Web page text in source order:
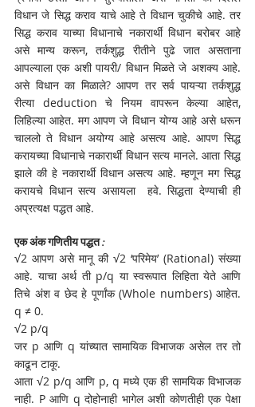
विधान जे सिद्ध कराव याचे आहे ते विधान चुकीचे आहे. तर
सिद्ध कराव याच्या विधानाचे नकारार्थी विधान बरोबर आहे
असे मान्य करून, तर्कशुद्ध रीतीने पुढे जात असताना
आपल्याला एक अशी पायरी/ विधान मिळते जे अशक्य आहे.
असे विधान का मिळाले? आपण तर सर्व पायऱ्या तर्कशुद्ध
रीत्या deduction चे नियम वापरून केल्या आहेत,
लिहिल्या आहेत. मग आपण जे विधान योग्य आहे असे धरून
चाललो ते विधान अयोग्य आहे असत्य आहे. आपण सिद्ध
करायच्या विधानाचे नकारार्थी विधान सत्य मानले. आता सिद्ध
झाले की हे नकारार्थी विधान असत्य आहे. म्हणून मग सिद्ध
करायचे विधान सत्य असायला  हवे. सिद्धता देण्याची ही
अप्रत्यक्ष पद्धत आहे.
एक अंक गणितीय पद्धत :
√2 आपण असे मानू की √2 ‘परिमेय’ (Rational) संख्या
आहे. याचा अर्थ ती p/q या स्वरूपात लिहिता येते आणि
तिचे अंश व छेद हे पूर्णांक (Whole numbers) आहेत.
q ≠ 0.
√2 p/q
जर p आणि q यांच्यात सामायिक विभाजक असेल तर तो
काढून टाकू.
आता √2 p/q आणि p, q मध्ये एक ही सामयिक विभाजक
नाही. P आणि q दोहोनाही भागेल अशी कोणतीही एक पेक्षा